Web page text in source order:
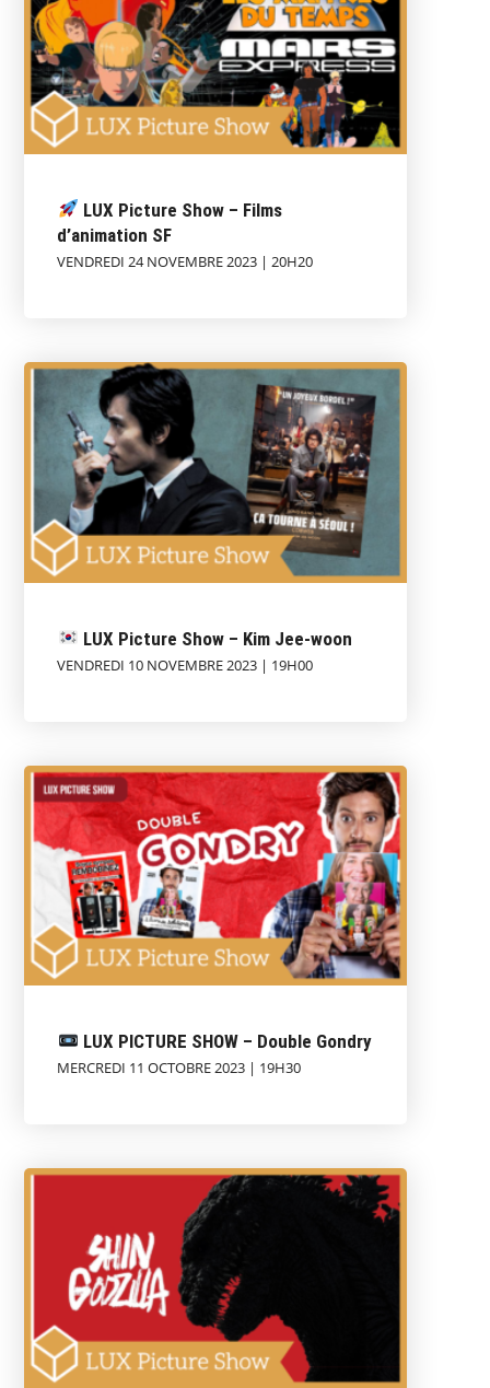
LUX Picture Show – Films
d’animation SF
VENDREDI 24 NOVEMBRE 2023 | 20H20
LUX Picture Show – Kim Jee-woon
VENDREDI 10 NOVEMBRE 2023 | 19H00
LUX PICTURE SHOW – Double Gondry
MERCREDI 11 OCTOBRE 2023 | 19H30